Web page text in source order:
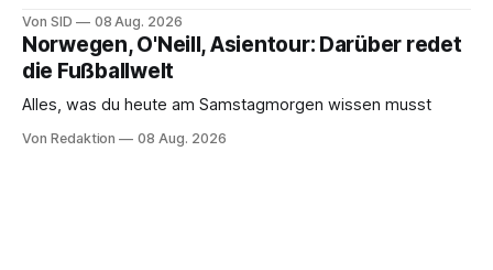
Von SID 08 Aug. 2026
Norwegen, O'Neill, Asientour: Darüber redet
die Fußballwelt
Alles, was du heute am Samstagmorgen wissen musst
Von Redaktion 08 Aug. 2026